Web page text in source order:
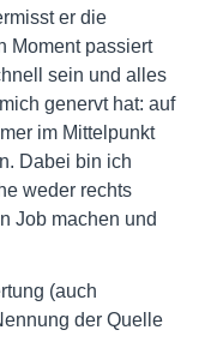
er die
Moment passiert
sein und alles
genervt hat: auf
im Mittelpunkt
Dabei bin ich
weder rechts
Job machen und
(auch
der Quelle